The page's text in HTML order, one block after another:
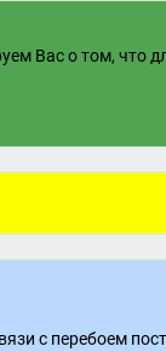
Вас о том, что
с перебоем